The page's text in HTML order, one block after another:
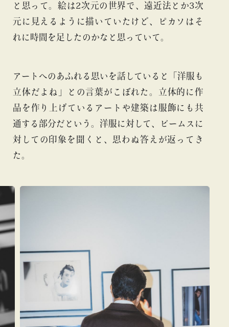
と思って。絵は2次元の世界で、遠近法とか3次
元に見えるように描いていたけど、ピカソはそ
れに時間を足したのかなと思っていて。
アートへのあふれる思いを話していると「洋服も
立体だよね」との言葉がこぼれた。立体的に作
品を作り上げているアートや建築は服飾にも共
通する部分だという。洋服に対して、ビームスに
対しての印象を聞くと、思わぬ答えが返ってき
た。